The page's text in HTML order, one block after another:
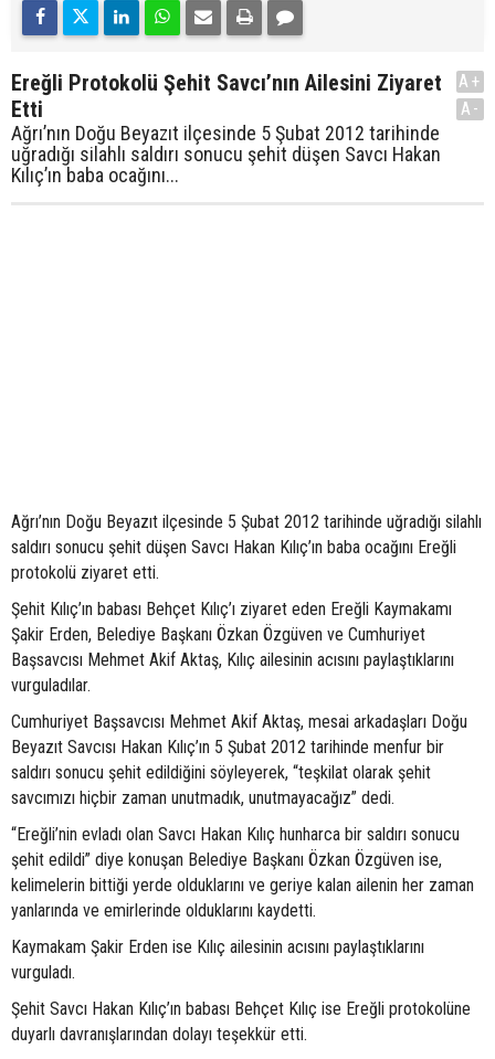
Ereğli Protokolü Şehit Savcı’nın Ailesini Ziyaret
Etti
Ağrı’nın Doğu Beyazıt ilçesinde 5 Şubat 2012 tarihinde
uğradığı silahlı saldırı sonucu şehit düşen Savcı Hakan
Kılıç’ın baba ocağını...
A+
A-
Ağrı’nın Doğu Beyazıt ilçesinde 5 Şubat 2012 tarihinde uğradığı silahlı
saldırı sonucu şehit düşen Savcı Hakan Kılıç’ın baba ocağını Ereğli
protokolü ziyaret etti.
Şehit Kılıç’ın babası Behçet Kılıç’ı ziyaret eden Ereğli Kaymakamı
Şakir Erden, Belediye Başkanı Özkan Özgüven ve Cumhuriyet
Başsavcısı Mehmet Akif Aktaş, Kılıç ailesinin acısını paylaştıklarını
vurguladılar.
Cumhuriyet Başsavcısı Mehmet Akif Aktaş, mesai arkadaşları Doğu
Beyazıt Savcısı Hakan Kılıç’ın 5 Şubat 2012 tarihinde menfur bir
saldırı sonucu şehit edildiğini söyleyerek, “teşkilat olarak şehit
savcımızı hiçbir zaman unutmadık, unutmayacağız” dedi.
“Ereğli’nin evladı olan Savcı Hakan Kılıç hunharca bir saldırı sonucu
şehit edildi” diye konuşan Belediye Başkanı Özkan Özgüven ise,
kelimelerin bittiği yerde olduklarını ve geriye kalan ailenin her zaman
yanlarında ve emirlerinde olduklarını kaydetti.
Kaymakam Şakir Erden ise Kılıç ailesinin acısını paylaştıklarını
vurguladı.
Şehit Savcı Hakan Kılıç’ın babası Behçet Kılıç ise Ereğli protokolüne
duyarlı davranışlarından dolayı teşekkür etti.